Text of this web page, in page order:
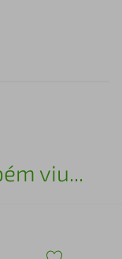
viu...